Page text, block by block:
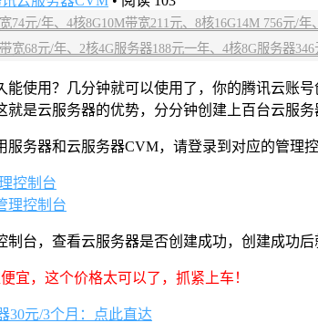
74元/年、4核8G10M带宽211元、8核16G14M 756元/年
宽68元/年、2核4G服务器188元一年、4核8G服务器346
能使用？几分钟就可以使用了，你的腾讯云账
是云服务器的优势，分分钟创建上百台云服务
服务器和云服务器CVM，请登录到对应的管理
控制台
理控制台
台，查看云服务器是否创建成功，创建成功后
宜，这个价格太可以了，抓紧上车！
30元/3个月：点此直达